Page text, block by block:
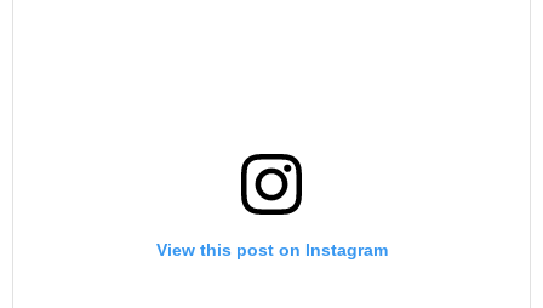
View this post on Instagram